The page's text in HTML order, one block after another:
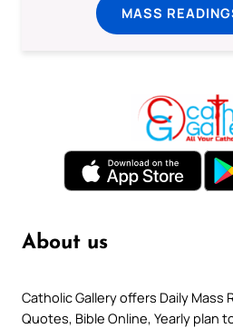
MASS
About us
Catholic Gallery offers Daily Mass
Quotes, Bible Online, Yearly plan